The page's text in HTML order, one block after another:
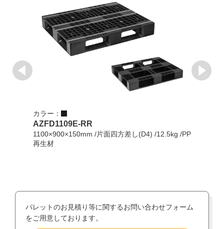
カラー：
AZFD1109E-RR
1100×900×150mm /片面四方差し(D4) /12.5kg /PP
再生材
パレットのお見積り等に関するお問い合わせフォーム
をご用意しております。